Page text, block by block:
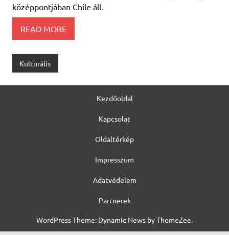
középpontjában Chile áll.
READ MORE
Kulturális
Kezdőoldal
Kapcsolat
Oldaltérkép
Impresszum
Adatvédelem
Partnerek
WordPress Theme: Dynamic News by ThemeZee.